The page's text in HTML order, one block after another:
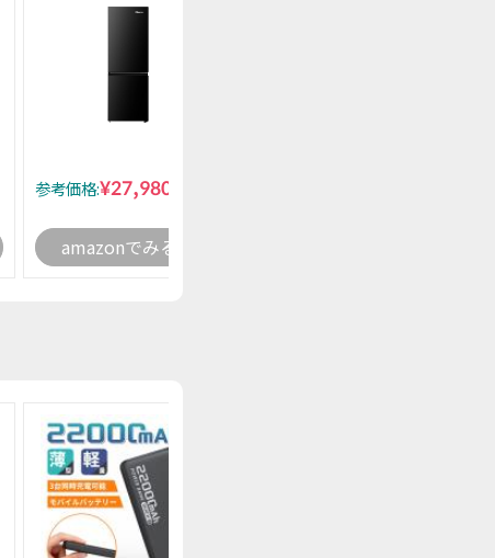
参考価格:¥27,980
amazonでみる